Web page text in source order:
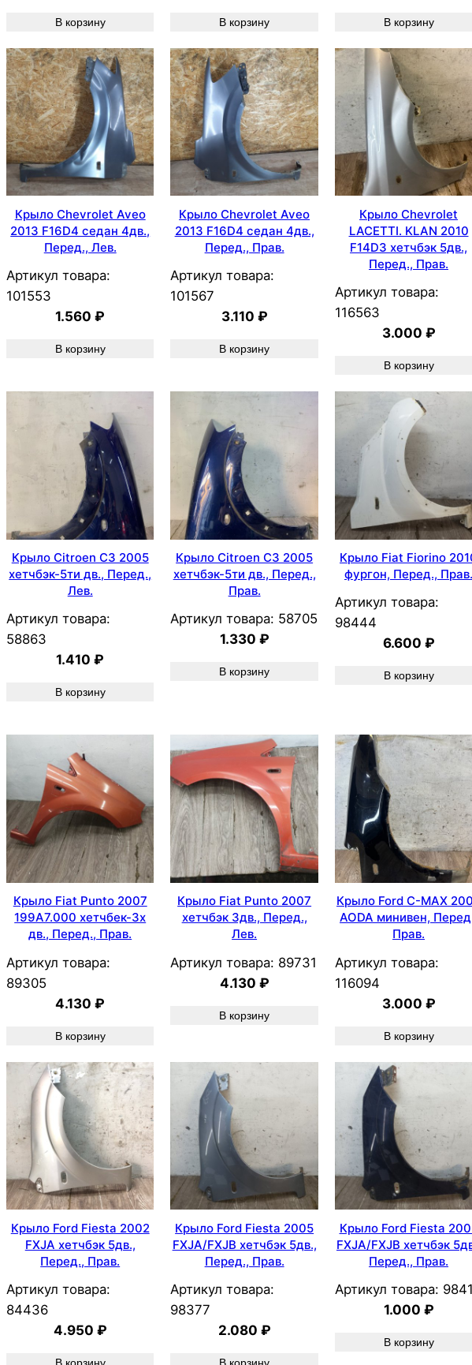
В корзину В корзину В корзину
Крыло Chevrolet Aveo
2013 F16D4 седан 4дв.,
Перед., Лев.
Артикул товара:
101553
1.560₽
В корзину
Крыло Chevrolet Aveo
2013 F16D4 седан 4дв.,
Перед., Прав.
Артикул товара:
101567
3.110 ₽
В корзину
Крыло Chevrolet
LACETTI. KLAN 2010
F14D3 хетчбэк 5дв.,
Перед., Прав.
Артикул товара:
116563
3.000 ₽
В корзину
Крыло Citroen C3 2005
хетчбэк-5ти дв., Перед.,
Лев.
Артикул товара:
58863
1.410₽
В корзину
Крыло Citroen C3 2005
хетчбэк-5ти дв., Перед.,
Прав.
Артикул товара: 58705
1.330 ₽
В корзину
Крыло Fiat Fiorino
фургон, Перед., Прав.
Артикул товара:
98444
6.600 ₽
В корзину
Крыло Fiat Punto 2007
199A7.000 хетчбек-3х
дв., Перед., Прав.
Артикул товара:
89305
4.130₽
В корзину
Крыло Fiat Punto 2007
хетчбэк 3дв., Перед.,
Лев.
Артикул товара: 89731
4.130 ₽
В корзину
Крыло Ford C-MAX
AODA минивен,
Прав.
Артикул товара:
116094
3.000 ₽
В корзину
Крыло Ford Fiesta 2002
FXJA хетчбэк 5дв.,
Перед., Прав.
Артикул товара:
84436
4.950 ₽
Крыло Ford Fiesta 2005
FXJA/FXJB хетчбэк 5дв.,
Перед., Прав.
Артикул товара:
98377
2.080 ₽
Крыло Ford Fiesta
FXJA/FXJB хетчбэк
Перед., Прав.
Артикул товара:
1.000 ₽
В корзину